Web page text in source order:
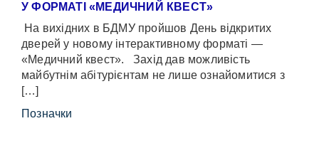
У ФОРМАТІ «МЕДИЧНИЙ КВЕСТ»
На вихідних в БДМУ пройшов День відкритих
дверей у новому інтерактивному форматі —
«Медичний квест». Захід дав можливість
майбутнім абітурієнтам не лише ознайомитися з
[…]
Позначки